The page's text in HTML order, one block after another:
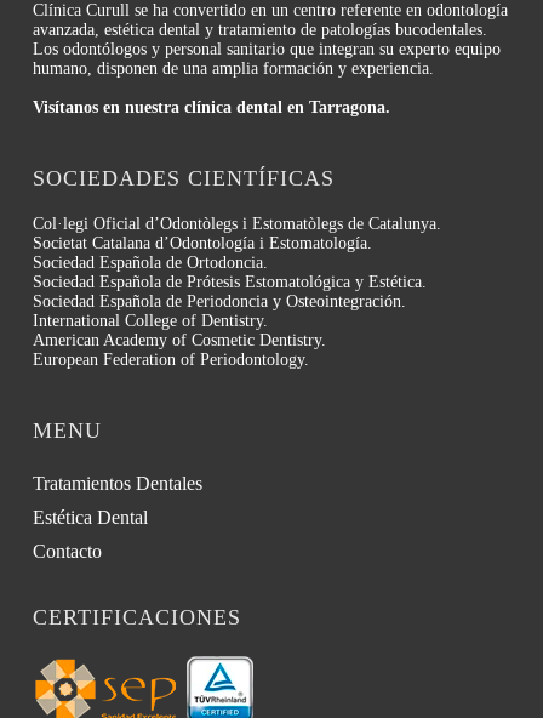
Clínica Curull se ha convertido en un centro referente en odontología
avanzada, estética dental y tratamiento de patologías bucodentales.
Los odontólogos y personal sanitario que integran su experto equipo
humano, disponen de una amplia formación y experiencia.
Visítanos en nuestra clínica dental en Tarragona.
SOCIEDADES CIENTÍFICAS
Col·legi Oficial d’Odontòlegs i Estomatòlegs de Catalunya.
Societat Catalana d’Odontología i Estomatología.
Sociedad Española de Ortodoncia.
Sociedad Española de Prótesis Estomatológica y Estética.
Sociedad Española de Periodoncia y Osteointegración.
International College of Dentistry.
American Academy of Cosmetic Dentistry.
European Federation of Periodontology.
MENU
Tratamientos Dentales
Estética Dental
Contacto
CERTIFICACIONES